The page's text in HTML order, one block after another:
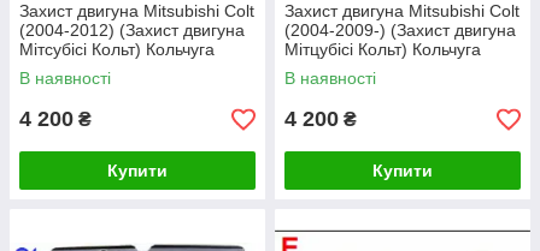
Захист двигуна Mitsubishi Colt
(2004-2012) (Захист двигуна
Мітсубісі Кольт) Кольчуга
В наявності
4 200 ₴
Купити
Захист двигуна Mitsubishi Colt
(2004-2009-) (Захист двигуна
Мітцубісі Кольт) Кольчуга
В наявності
4 200 ₴
Купити